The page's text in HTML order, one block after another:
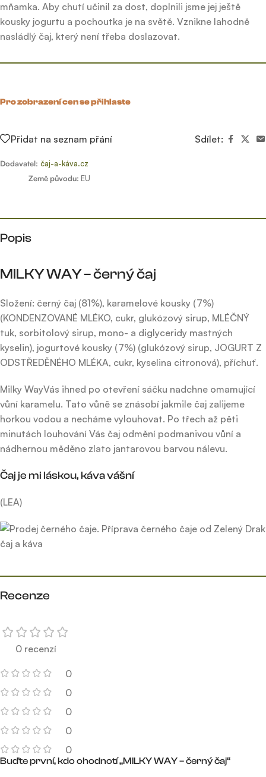
mňamka. Aby chutí učinil za dost, doplnili jsme jej ještě
kousky jogurtu a pochoutka je na světě. Vznikne lahodně
nasládlý čaj, který není třeba doslazovat.
Pro zobrazení cen se přihlaste
Přidat na seznam přání Sdílet:
Dodavatel: čaj-a-káva.cz
Země původu: EU
Popis
MILKY WAY – černý čaj
Složení: černý čaj (81%), karamelové kousky (7%)
(KONDENZOVANÉ MLÉKO, cukr, glukózový sirup, MLÉČNÝ
tuk, sorbitolový sirup, mono- a diglyceridy mastných
kyselin), jogurtové kousky (7%) (glukózový sirup, JOGURT Z
ODSTŘEDĚNÉHO MLÉKA, cukr, kyselina citronová), příchuť.
Milky WayVás ihned po otevření sáčku nadchne omamující
vůní karamelu. Tato vůně se znásobí jakmile čaj zalijeme
horkou vodou a necháme vylouhovat. Po třech až pěti
minutách louhování Vás čaj odmění podmanivou vůní a
nádhernou měděno zlato jantarovou barvou nálevu.
Čaj je mi láskou, káva vášní
(LEA)
Recenze
0 recenzí
0
0
0
0
0
Buďte první, kdo ohodnotí „MILKY WAY – černý čaj“